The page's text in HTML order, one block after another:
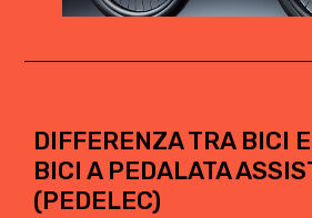
DIFFERENZA TRA BICI
BICI A PEDALATA
(PEDELEC)